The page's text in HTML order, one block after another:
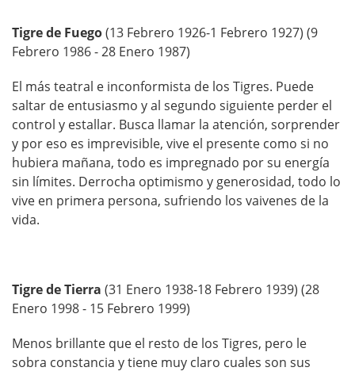
Tigre de Fuego(13 Febrero 1926-1 Febrero 1927) (9
Febrero 1986 - 28 Enero 1987)
El más teatral e inconformista de los Tigres. Puede
saltar de entusiasmo y al segundo siguiente perder el
control y estallar. Busca llamar la atención, sorprender
y por eso es imprevisible, vive el presente como si no
hubiera mañana, todo es impregnado por su energía
sin límites. Derrocha optimismo y generosidad, todo lo
vive en primera persona, sufriendo los vaivenes de la
vida.
Tigre de Tierra (31 Enero 1938-18 Febrero 1939) (28
Enero 1998 - 15 Febrero 1999)
Menos brillante que el resto de los Tigres, pero le
sobra constancia y tiene muy claro cuales son sus